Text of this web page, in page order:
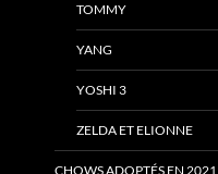
TOMMY
YANG
YOSHI 3
ZELDA ET ELIONNE
CHOWS ADOPTÉS EN 2021